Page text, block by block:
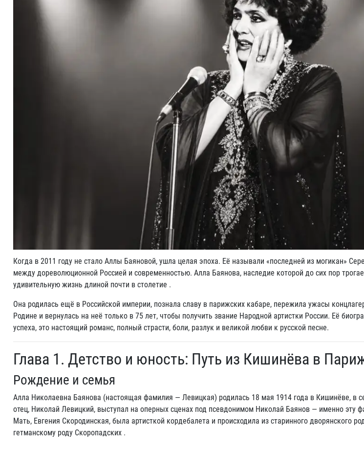
Когда в 2011 году не стало Аллы Баяновой, ушла целая эпоха. Её называли «последней из могикан»
между дореволюционной Россией и современностью. Алла Баянова, наследие которой до сих пор
удивительную жизнь длиной почти в столетие .
Она родилась ещё в Российской империи, познала славу в парижских кабаре, пережила ужасы
Родине и вернулась на неё только в 75 лет, чтобы получить звание Народной артистки России. Её
успеха, это настоящий романс, полный страсти, боли, разлук и великой любви к русской песне.
Глава 1. Детство и юность: Путь из Кишинёва в
Рождение и семья
Алла Николаевна Баянова (настоящая фамилия — Левицкая) родилась 18 мая 1914 года в Кишинёве, в
отец, Николай Левицкий, выступал на оперных сценах под псевдонимом Николай Баянов — именно эту
Мать, Евгения Скородинская, была артисткой кордебалета и происходила из старинного дворянского
гетманскому роду Скоропадских .